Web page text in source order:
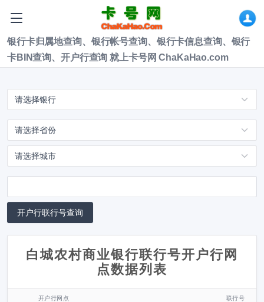
银行卡归属地查询、银行帐号查询、银行卡信息查询、银行
卡BIN查询、开户行查询 就上卡号网 ChaKaHao.com
白城农村商业银行联行号开户行网
点数据列表
开户行网点 联行号